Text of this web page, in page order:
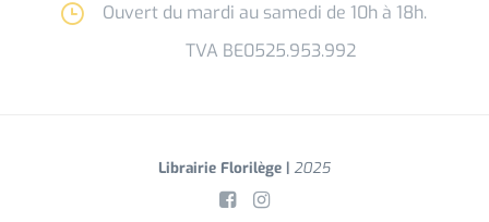
Ouvert du mardi au samedi de 10h à 18h.
TVA BE0525.953.992
Librairie Florilège | 2025